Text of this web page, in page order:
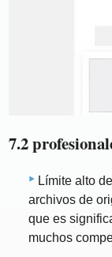
7.2
Límite alto
archivos de
que es
muchos